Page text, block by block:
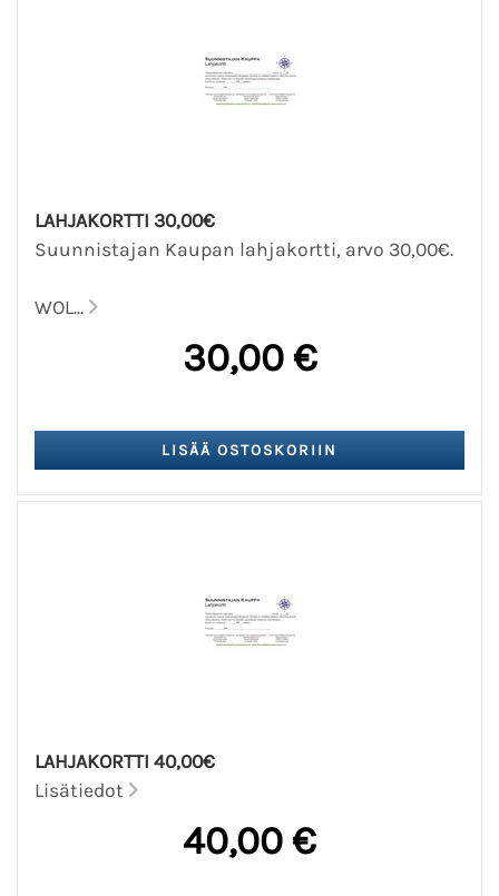
LAHJAKORTTI 30,00€
Suunnistajan Kaupan lahjakortti, arvo 30,00€.
WOL...
30,00 €
LAHJAKORTTI 40,00€
Lisätiedot
40,00 €